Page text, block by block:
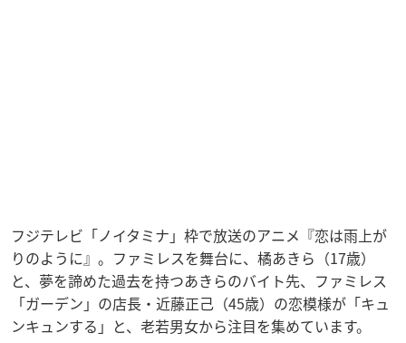
フジテレビ「ノイタミナ」枠で放送のアニメ『恋は雨上が
りのように』。ファミレスを舞台に、橘あきら（17歳）
と、夢を諦めた過去を持つあきらのバイト先、ファミレス
「ガーデン」の店長・近藤正己（45歳）の恋模様が「キュ
ンキュンする」と、老若男女から注目を集めています。